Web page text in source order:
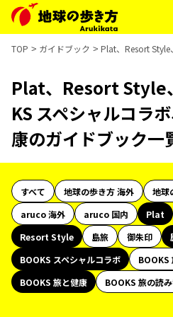
TOP ガイドブック Plat、Resort Style
Plat、Resort Style
KS スペシャルコラ
康のガイドブック一
すべて 地球の歩き方 海外
地球
aruco 海外
aruco 国内 Plat
Resort Style
島旅 御朱印
BOOKS スペシャルコラボ
BOOKS
BOOKS 旅と健康
BOOKS 旅の読